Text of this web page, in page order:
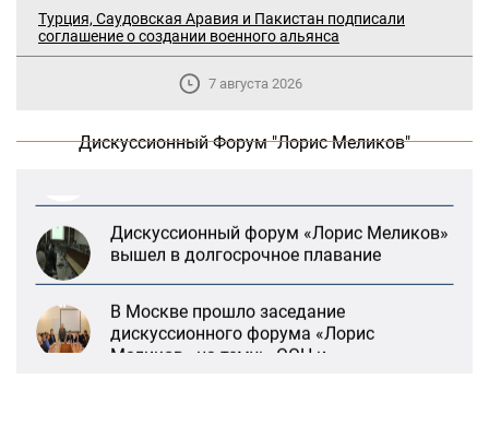
Турция, Саудовская Аравия и Пакистан подписали
соглашение о создании военного альянса
7 августа 2026
Дискуссионный Форум "Лорис Меликов"
В Москве прошло заседание
дискуссионного форума «Лорис
Меликов» на тему: «ООН и
предотвращение геноцидов»
«Лорис Меликов» начинает свою
деятельность
Дискуссионный форум «Лорис Меликов»
вышел в долгосрочное плавание
В Москве прошло заседание
дискуссионного форума «Лорис
Меликов» на тему: «ООН и
предотвращение геноцидов»